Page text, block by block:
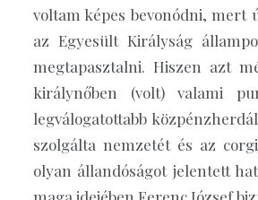
voltam képes bevonódni,
az Egyesült Királyság
megtapasztalni. Hiszen azt
királynőben (volt) valami
legválogatottabb
szolgálta nemzetét és az
olyan állandóságot jelentett